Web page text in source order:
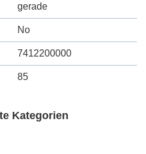
gerade
No
7412200000
85
Kategorien